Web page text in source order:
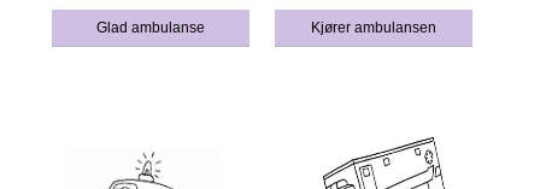
Glad ambulanse Kjører ambulansen